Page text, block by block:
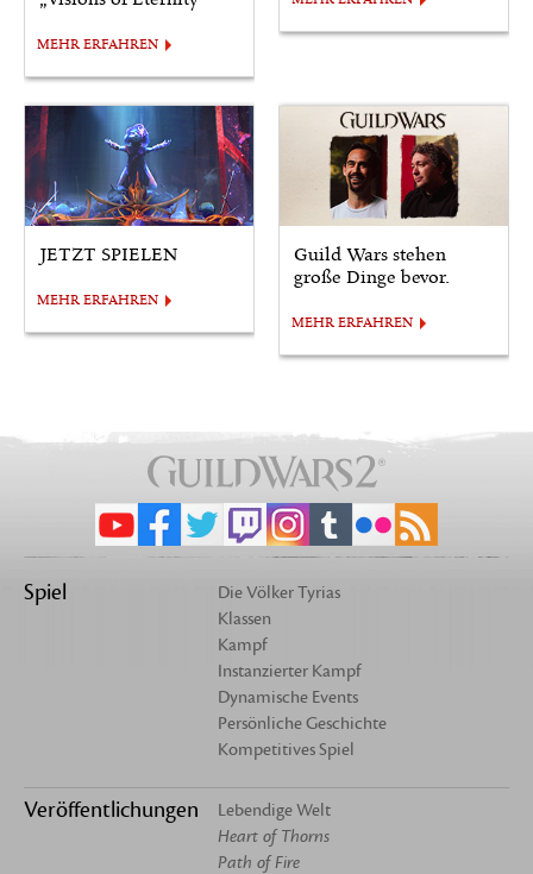
MEHR ERFAHREN
JETZT SPIELEN
MEHR ERFAHREN
Guild Wars stehen
große Dinge bevor.
MEHR ERFAHREN
Spiel
Die Völker Tyrias
Klassen
Kampf
Instanzierter Kampf
Dynamische Events
Persönliche Geschichte
Kompetitives Spiel
Veröffentlichungen
Lebendige Welt
Heart of Thorns
Path of Fire